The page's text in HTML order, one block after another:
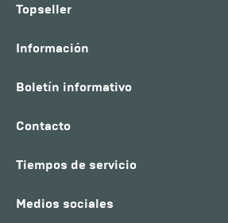
Topseller
Información
Boletín informativo
Contacto
Tiempos de servicio
Medios sociales